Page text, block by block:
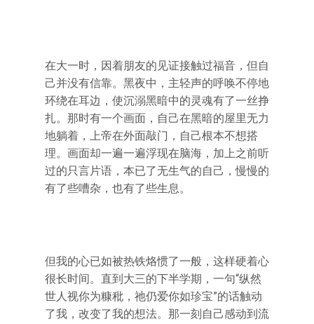
在大一时，因着朋友的见证接触过福音，但自
己并没有信靠。黑夜中，主轻声的呼唤不停地
环绕在耳边，使沉溺黑暗中的灵魂有了一丝挣
扎。那时有一个画面，自己在黑暗的屋里无力
地躺着，上帝在外面敲门，自己根本不想搭
理。画面却一遍一遍浮现在脑海，加上之前听
过的只言片语，本已了无生气的自己，慢慢的
有了些嘈杂，也有了些生息。
但我的心已如被热铁烙惯了一般，这样硬着心
很长时间。直到大三的下半学期，一句“纵然
世人视你为糠秕，祂仍爱你如珍宝”的话触动
了我，改变了我的想法。那一刻自己感动到流